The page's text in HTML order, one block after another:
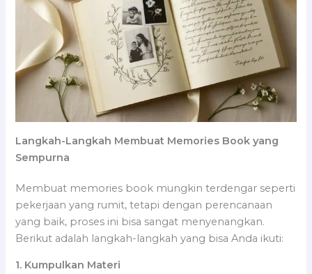
Langkah-Langkah Membuat Memories Book yang
Sempurna
Membuat memories book mungkin terdengar seperti
pekerjaan yang rumit, tetapi dengan perencanaan
yang baik, proses ini bisa sangat menyenangkan.
Berikut adalah langkah-langkah yang bisa Anda ikuti:
1. Kumpulkan Materi